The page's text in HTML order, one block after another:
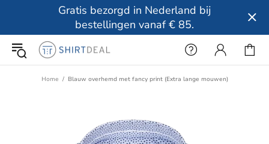
Gratis bezorgd in Nederland bij
bestellingen vanaf € 85.
Home Blauw overhemd met fancy print (Extra lange mouwen)